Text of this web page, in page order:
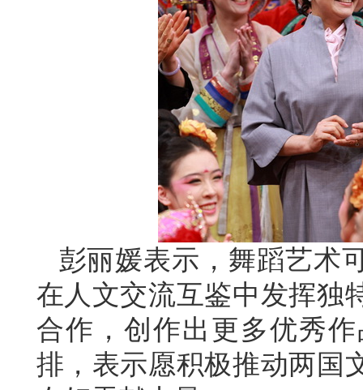
彭丽媛表示，舞蹈艺术
在人文交流互鉴中发挥独
合作，创作出更多优秀
排，表示愿积极推动两国